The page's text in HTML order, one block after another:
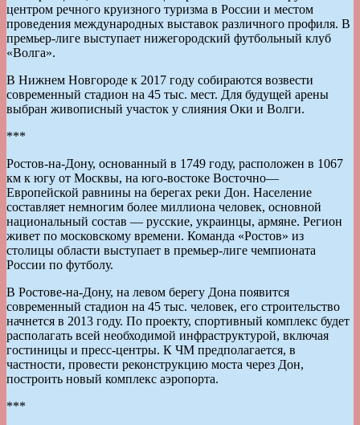
центром речного круизного туризма в России и местом
проведения международных выставок различного профиля. В
премьер-лиге выступает нижегородский футбольный клуб
«Волга».
В Нижнем Новгороде к 2017 году собираются возвести
современный стадион на 45 тыс. мест. Для будущей арены
выбран живописный участок у слияния Оки и Волги.
***
Ростов-на-Дону, основанный в 1749 году, расположен в 1067
км к югу от Москвы, на юго-востоке Восточно—
Европейской равнины на берегах реки Дон. Население
составляет немногим более миллиона человек, основной
национальный состав — русские, украинцы, армяне. Регион
живет по московскому времени. Команда «Ростов» из
столицы области выступает в премьер-лиге чемпионата
России по футболу.
В Ростове-на-Дону, на левом берегу Дона появится
современный стадион на 45 тыс. человек, его строительство
начнется в 2013 году. По проекту, спортивный комплекс будет
располагать всей необходимой инфраструктурой, включая
гостиницы и пресс-центры. К ЧМ предполагается, в
частности, провести реконструкцию моста через Дон,
построить новый комплекс аэропорта.
***